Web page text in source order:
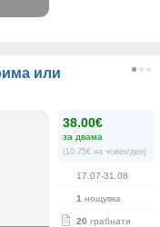
или
38.00€
за двама
(10.75€ на човек/ден)
17.07-31.08
1 нощувка
20 грабнати